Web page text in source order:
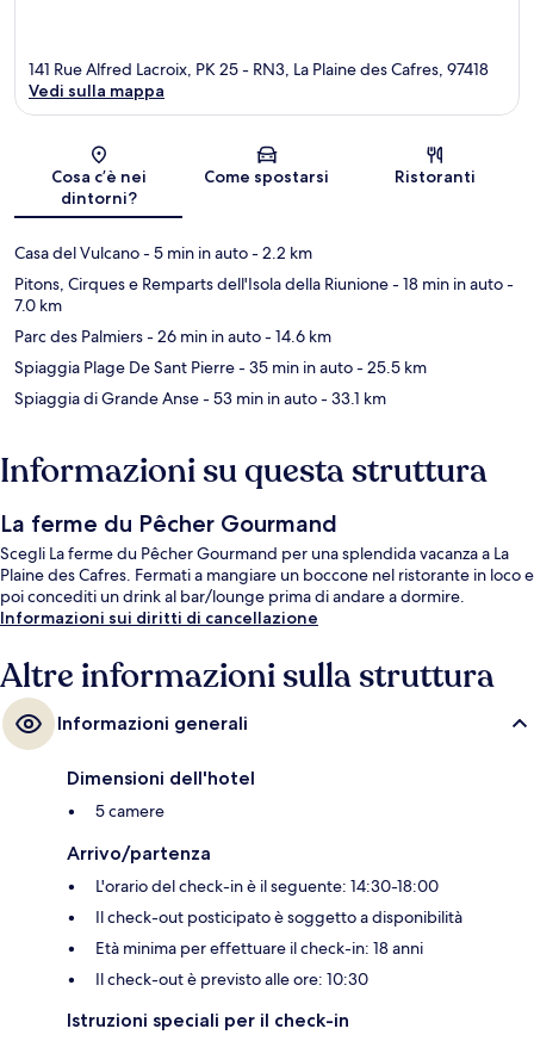
Mappa
141 Rue Alfred Lacroix, PK 25 - RN3, La Plaine des Cafres, 97418
Vedi sulla mappa
Cosa c’è nei
dintorni?
Come spostarsi Ristoranti
Casa del Vulcano- 5 min in auto- 2.2 km
Pitons, Cirques e Remparts dell'Isola della Riunione- 18 min in auto-
7.0 km
Parc des Palmiers- 26 min in auto- 14.6 km
Spiaggia Plage De Sant Pierre- 35 min in auto- 25.5 km
Spiaggia di Grande Anse- 53 min in auto- 33.1 km
Informazioni su questa struttura
La ferme du Pêcher Gourmand
Scegli La ferme du Pêcher Gourmand per una splendida vacanza a La
Plaine des Cafres. Fermati a mangiare un boccone nel ristorante in loco e
poi concediti un drink al bar/lounge prima di andare a dormire.
Informazioni sui diritti di cancellazione
Altre informazioni sulla struttura
Informazioni generali
Dimensioni dell'hotel
5 camere
Arrivo/partenza
L'orario del check-in è il seguente: 14:30-18:00
Il check-out posticipato è soggetto a disponibilità
Età minima per effettuare il check-in: 18 anni
Il check-out è previsto alle ore: 10:30
Istruzioni speciali per il check-in